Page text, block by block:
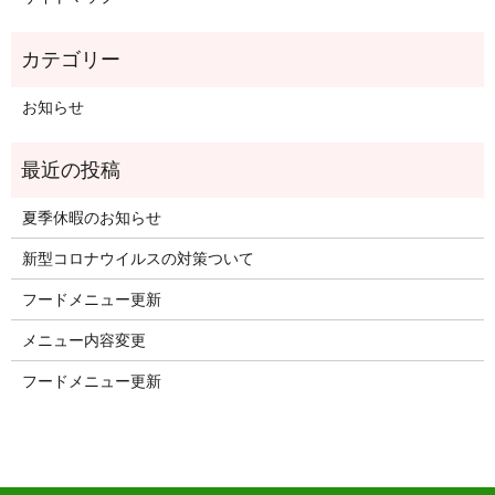
お知らせ
夏季休暇のお知らせ
新型コロナウイルスの対策ついて
フードメニュー更新
メニュー内容変更
フードメニュー更新